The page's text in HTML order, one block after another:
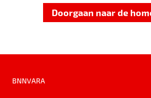
Doorgaan naar de
BNNVARA